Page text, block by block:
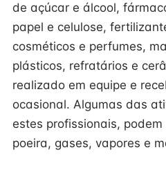
de açúcar e álcool,
papel e celulose,
cosméticos e perfumes,
plásticos, refratários e
realizado em equipe e
ocasional. Algumas das
estes profissionais,
poeira, gases, vapores e